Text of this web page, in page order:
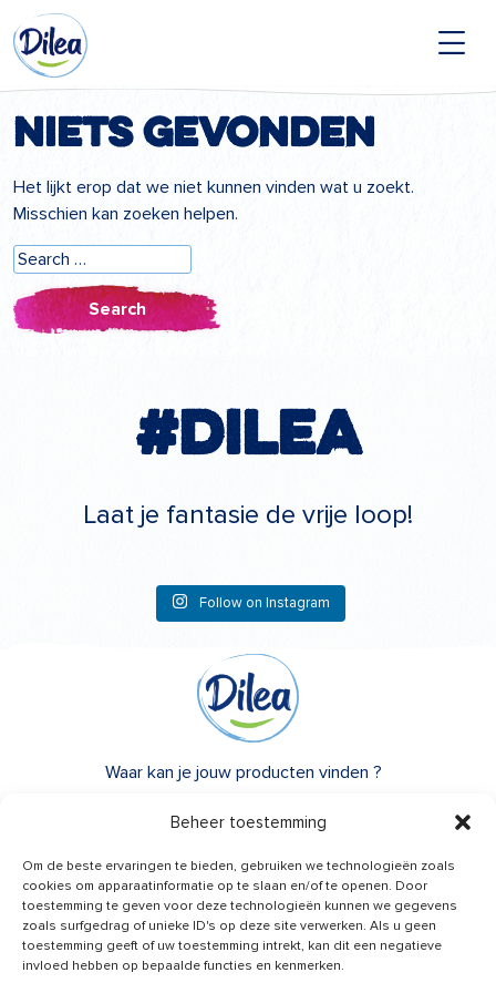
Beheer toestemming
Om de beste ervaringen te bieden, gebruiken we technologieën zoals
cookies om apparaatinformatie op te slaan en/of te openen. Door
toestemming te geven voor deze technologieën kunnen we gegevens
zoals surfgedrag of unieke ID's op deze site verwerken. Als u geen
toestemming geeft of uw toestemming intrekt, kan dit een negatieve
invloed hebben op bepaalde functies en kenmerken.
inhoud
Dilea
Zero
Lactose
Niets gevonden
Het lijkt erop dat we niet kunnen vinden wat u zoekt.
Misschien kan zoeken helpen.
Search
#Dilea
Laat je fantasie de vrije loop!
Follow on Instagram
Heb je advies nodig?
Een vraag?
Waar kan je jouw producten vinden ?
Over Dilea
FAQ